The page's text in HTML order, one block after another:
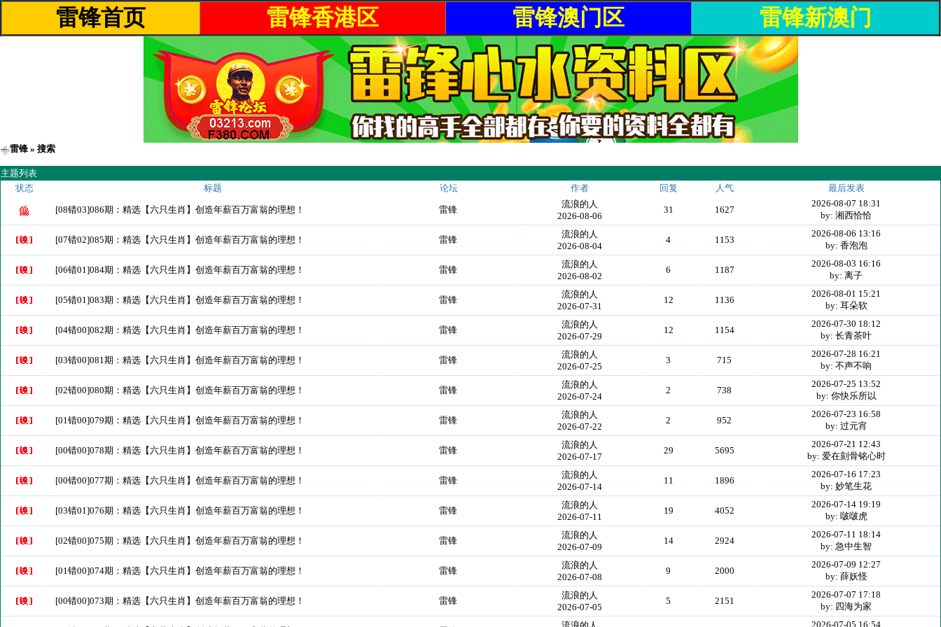
雷锋首页 雷锋香港区 雷锋澳门区 雷锋新澳门
雷锋 » 搜索
主题列表
状态
标题 论坛 作者 回复 人气 最后发表
[08错03]086期：精选【六只生肖】创造年薪百万富翁的理想！ 雷锋
流浪的人
2026-08-06
31 1627
2026-08-07 18:31
by: 湘西恰恰
[07错02]085期：精选【六只生肖】创造年薪百万富翁的理想！ 雷锋
流浪的人
2026-08-04
4 1153
2026-08-06 13:16
by: 香泡泡
[06错01]084期：精选【六只生肖】创造年薪百万富翁的理想！ 雷锋
流浪的人
2026-08-02
6 1187
2026-08-03 16:16
by: 离子
[05错01]083期：精选【六只生肖】创造年薪百万富翁的理想！ 雷锋
流浪的人
2026-07-31
12 1136
2026-08-01 15:21
by: 耳朵软
[04错00]082期：精选【六只生肖】创造年薪百万富翁的理想！ 雷锋
流浪的人
2026-07-29
12 1154
2026-07-30 18:12
by: 长青茶叶
[03错00]081期：精选【六只生肖】创造年薪百万富翁的理想！ 雷锋
流浪的人
2026-07-25
3 715
2026-07-28 16:21
by: 不声不响
[02错00]080期：精选【六只生肖】创造年薪百万富翁的理想！ 雷锋
流浪的人
2026-07-24
2 738
2026-07-25 13:52
by: 你快乐所以
[01错00]079期：精选【六只生肖】创造年薪百万富翁的理想！ 雷锋
流浪的人
2026-07-22
2 952
2026-07-23 16:58
by: 过元宵
[00错00]078期：精选【六只生肖】创造年薪百万富翁的理想！ 雷锋
流浪的人
2026-07-17
29 5695
2026-07-21 12:43
by: 爱在刻骨铭心时
[00错00]077期：精选【六只生肖】创造年薪百万富翁的理想！ 雷锋
流浪的人
2026-07-14
11 1896
2026-07-16 17:23
by: 妙笔生花
[03错01]076期：精选【六只生肖】创造年薪百万富翁的理想！ 雷锋
流浪的人
2026-07-11
19 4052
2026-07-14 19:19
by: 啵啵虎
[02错00]075期：精选【六只生肖】创造年薪百万富翁的理想！ 雷锋
流浪的人
2026-07-09
14 2924
2026-07-11 18:14
by: 急中生智
[01错00]074期：精选【六只生肖】创造年薪百万富翁的理想！ 雷锋
流浪的人
2026-07-08
9 2000
2026-07-09 12:27
by: 薛妖怪
[00错00]073期：精选【六只生肖】创造年薪百万富翁的理想！ 雷锋
流浪的人
2026-07-05
5 2151
2026-07-07 17:18
by: 四海为家
2026-07-05 16:54